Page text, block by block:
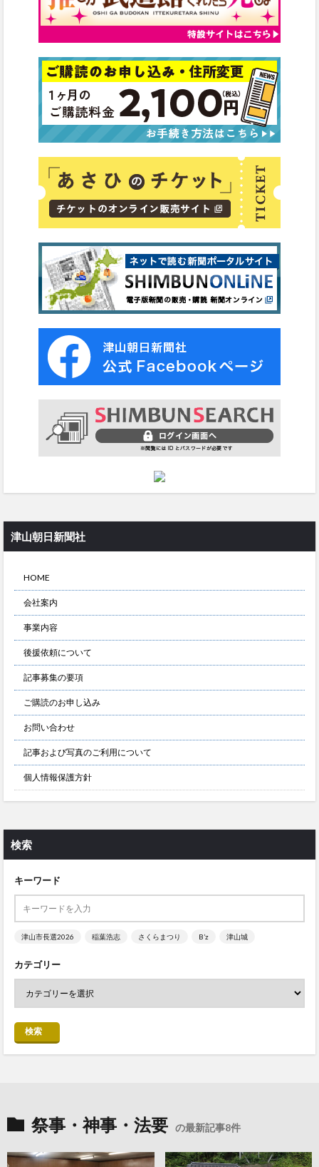
津山朝日新聞社
HOME
会社案内
事業内容
後援依頼について
記事募集の要項
ご購読のお申し込み
お問い合わせ
記事および写真のご利用について
個人情報保護方針
検索
キーワード
津山市長選2026 稲葉浩志 さくらまつり B’z 津山城
カテゴリー
検索
祭事・神事・法要 の最新記事8件